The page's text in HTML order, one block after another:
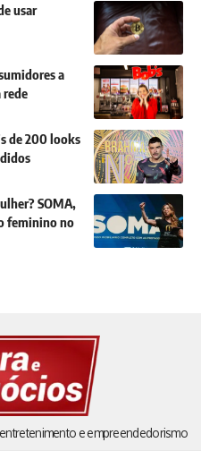
usar
a
rede
de 200 looks
SOMA,
feminino no
e empreendedorismo